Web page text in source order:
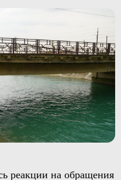
реакции на обращения